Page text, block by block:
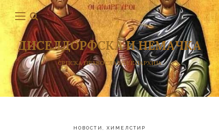
ДИСЕЛДОРФСКА И НЕМАЧКА
СРПСКА ПРАВОСЛАВНА ЕПАРХИЈА
НОВОСТИ ХИМЕЛСТИР